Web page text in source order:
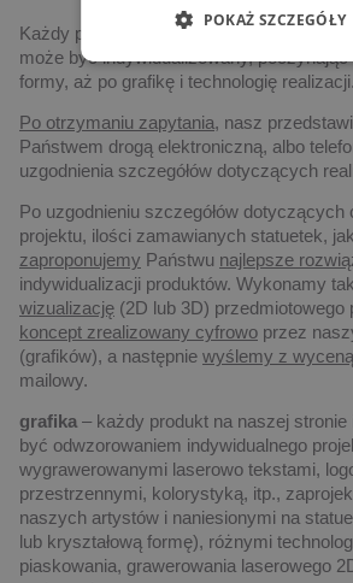
Każdy produkt prezentowany na naszej
może być indywidualizowany, poczynając
formy, aż po grafikę i technologię realizacji.
Po otrzymaniu zapytania, nasz
Państwem drogą elektroniczną, albo
uzgodnienia szczegółów dotyczących
Po uzgodnieniu szczegółów dotyczących
projektu, ilości zamawianych statuetek,
zaproponujemy Państwu najlepsze
indywidualizacji produktów. Wykonamy
wizualizację (2D lub 3D) przedmiotowego
koncept zrealizowany cyfrowo przez
(grafików), a następnie wyślemy z wyceną
mailowy.
grafika – każdy produkt na naszej stronie
być odwzorowaniem indywidualnego
wygrawerowanymi laserowo tekstami,
przestrzennymi, kolorystyką, itp.,
naszych artystów i naniesionymi na
lub kryształową formę), różnymi
piaskowania, grawerowania laserowego
POKAŻ SZCZEGÓŁY